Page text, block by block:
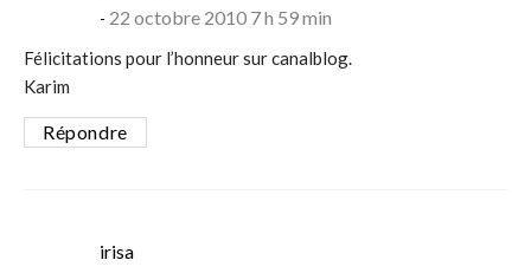
22 octobre 2010 7 h 59 min
Félicitations pour l’honneur sur canalblog.
Karim
Répondre
irisasays: